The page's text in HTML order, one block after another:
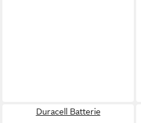
Duracell Batterie